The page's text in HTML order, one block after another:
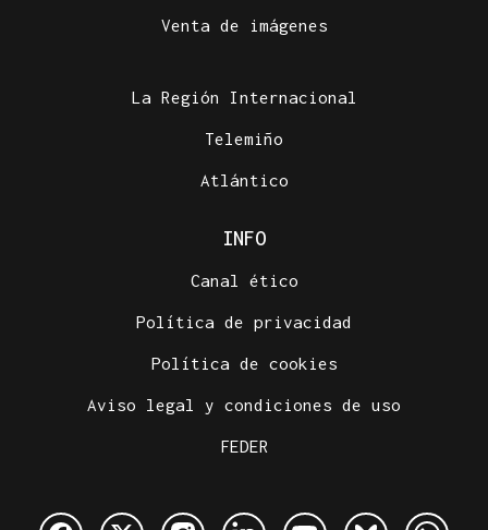
Venta de imágenes
La Región Internacional
Telemiño
Atlántico
INFO
Canal ético
Política de privacidad
Política de cookies
Aviso legal y condiciones de uso
FEDER